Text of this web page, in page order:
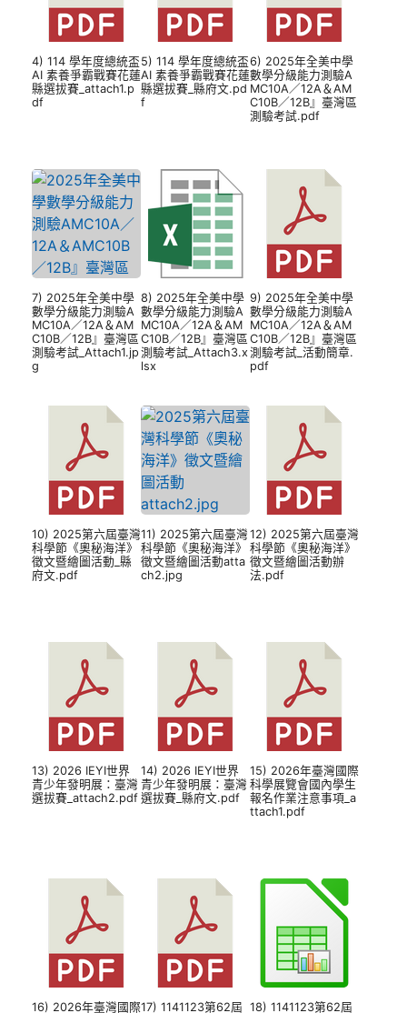
4) 114 學年度總統盃
AI 素養爭霸戰賽花蓮
縣選拔賽_attach1.p
df
5) 114 學年度總統盃
AI 素養爭霸戰賽花蓮
縣選拔賽_縣府文.pd
f
6) 2025年全美中學
數學分級能力測驗A
MC10A／12A＆AM
C10B／12B』臺灣區
測驗考試.pdf
7) 2025年全美中學
數學分級能力測驗A
MC10A／12A＆AM
C10B／12B』臺灣區
測驗考試_Attach1.jp
g
8) 2025年全美中學
數學分級能力測驗A
MC10A／12A＆AM
C10B／12B』臺灣區
測驗考試_Attach3.x
lsx
9) 2025年全美中學
數學分級能力測驗A
MC10A／12A＆AM
C10B／12B』臺灣區
測驗考試_活動簡章.
pdf
10) 2025第六屆臺灣
科學節《奧秘海洋》
徵文暨繪圖活動_縣
府文.pdf
11) 2025第六屆臺灣
科學節《奧秘海洋》
徵文暨繪圖活動atta
ch2.jpg
12) 2025第六屆臺灣
科學節《奧秘海洋》
徵文暨繪圖活動辦
法.pdf
13) 2026 IEYI世界
青少年發明展：臺灣
選拔賽_attach2.pdf
14) 2026 IEYI世界
青少年發明展：臺灣
選拔賽_縣府文.pdf
15) 2026年臺灣國際
科學展覽會國內學生
報名作業注意事項_a
ttach1.pdf
16) 2026年臺灣國際17) 1141123第62屆 18) 1141123第62屆